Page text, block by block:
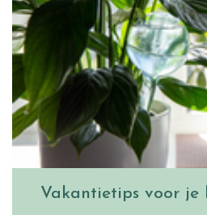
Vakantietips voor je